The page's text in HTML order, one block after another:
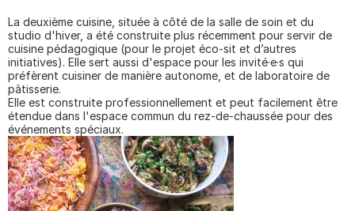
La deuxième cuisine, située à côté de la salle de soin et du
studio d'hiver, a été construite plus récemment pour servir de
cuisine pédagogique (pour le projet éco-sit et d’autres
initiatives). Elle sert aussi d'espace pour les invité·e·s qui
préfèrent cuisiner de manière autonome, et de laboratoire de
pâtisserie.
Elle est construite professionnellement et peut facilement être
étendue dans l'espace commun du rez-de-chaussée pour des
événements spéciaux.